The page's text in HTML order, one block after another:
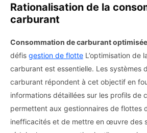
Rationalisation de la
carburant
Consommation de carburant
défis gestion de flotte L’optimisation de
carburant est essentielle. Les systèmes
carburant répondent à cet objectif en
informations détaillées sur les profils de
permettent aux gestionnaires de flottes
inefficacités et de mettre en œuvre des